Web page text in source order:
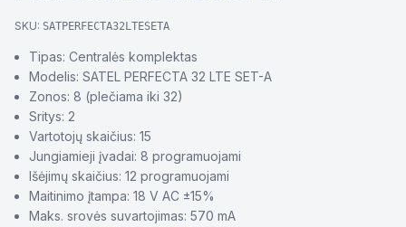
SKU: SATPERFECTA32LTESETA
Tipas: Centralės komplektas
Modelis: SATEL PERFECTA 32 LTE SET-A
Zonos: 8 (plečiama iki 32)
Sritys: 2
Vartotojų skaičius: 15
Jungiamieji įvadai: 8 programuojami
Išėjimų skaičius: 12 programuojami
Maitinimo įtampa: 18 V AC ±15%
Maks. srovės suvartojimas: 570 mA